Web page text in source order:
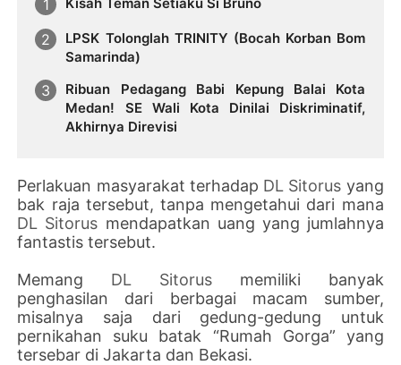
LPSK Tolonglah TRINITY (Bocah Korban Bom
Samarinda)
Ribuan Pedagang Babi Kepung Balai Kota
Medan! SE Wali Kota Dinilai Diskriminatif,
Akhirnya Direvisi
Perlakuan masyarakat terhadap DL Sitorus yang
bak raja tersebut, tanpa mengetahui dari mana
DL Sitorus mendapatkan uang yang jumlahnya
fantastis tersebut.
Memang DL Sitorus memiliki banyak
penghasilan dari berbagai macam sumber,
misalnya saja dari gedung-gedung untuk
pernikahan suku batak “Rumah Gorga” yang
tersebar di Jakarta dan Bekasi.